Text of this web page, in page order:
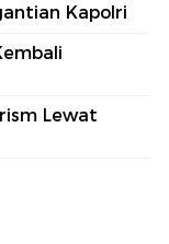
Kapolri
Lewat